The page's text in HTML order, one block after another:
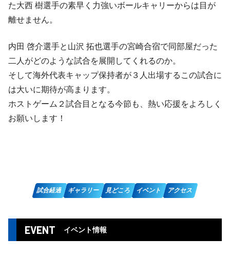
た大西 樹選手の素早く力強いボールキャリーからは目が
離せません。
内田 啓介選手と山沢 拓也選手の宮崎合宿で同部屋だった
二人がどのような試合を展開してくれるのか。
そして海外代表キャップ保持者が３人出場するこの試合に
は大いに期待が高まります。
ホストゲーム２試合目となる今節も、熱い応援をよろしく
お願いします！
試合経過 ギャラリー 見どころ イベント アクセス
EVENT イベント情報